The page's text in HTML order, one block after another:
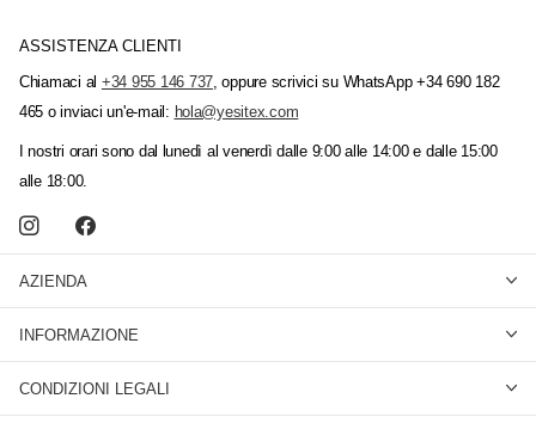
ASSISTENZA CLIENTI
Chiamaci al +34 955 146 737, oppure scrivici su WhatsApp +34 690 182
465 o inviaci un'e-mail: hola@yesitex.com
I nostri orari sono dal lunedì al venerdì dalle 9:00 alle 14:00 e dalle 15:00
alle 18:00.
AZIENDA
INFORMAZIONE
CONDIZIONI LEGALI